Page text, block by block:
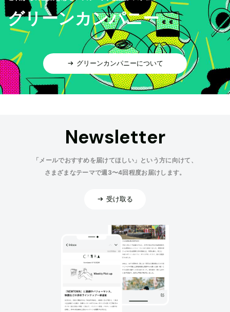
グリーンカンパニー
グリーンカンパニーについて
Newsletter
「メールでおすすめを届けてほしい」という方に向けて、
さまざまなテーマで週3〜4回程度お届けします。
受け取る